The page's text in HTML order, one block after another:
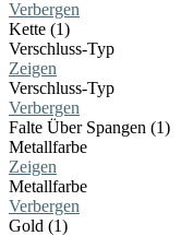
Verbergen
Kette (1)
Verschluss-Typ
Zeigen
Verschluss-Typ
Verbergen
Falte Über Spangen (1)
Metallfarbe
Zeigen
Metallfarbe
Verbergen
Gold (1)